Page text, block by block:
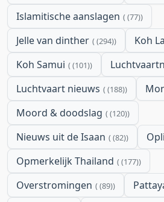
Islamitische aanslagen (77)
Jelle van dinther (294) Koh
Koh Samui (101)
Luchtvaart nieuws (188)
Moord & doodslag (120)
Nieuws uit de Isaan (82)
Opmerkelijk Thailand (177)
Overstromingen (89)